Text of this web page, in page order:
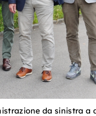
da sinistra a